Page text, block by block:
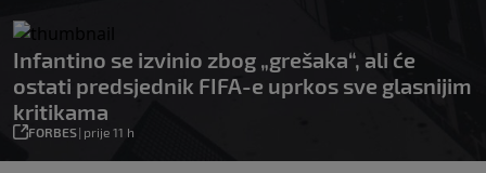
Infantino se izvinio zbog „grešaka“, ali će
ostati predsjednik FIFA-e uprkos sve glasnijim
kritikama
FORBES| prije 11 h